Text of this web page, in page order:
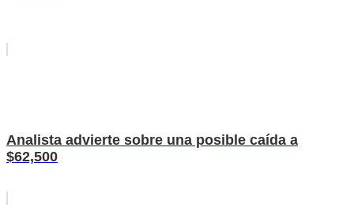
Analista advierte sobre una posible caída a
$62,500